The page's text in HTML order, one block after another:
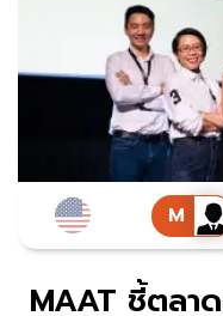
MAAT ชี้ตลา